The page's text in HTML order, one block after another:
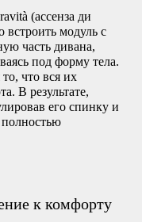
(ассенза ди
модуль с
часть дивана,
под форму тела.
что вся их
В результате,
его спинку и
к комфорту